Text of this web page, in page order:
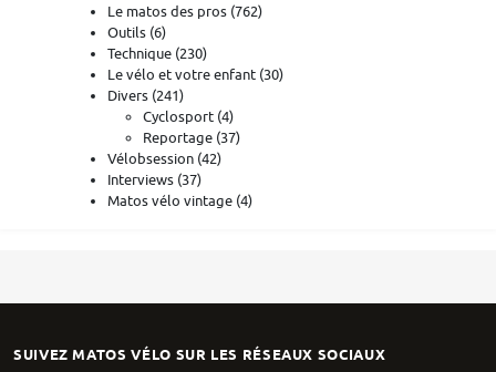
Le matos des pros (762)
Outils (6)
Technique (230)
Le vélo et votre enfant (30)
Divers (241)
Cyclosport (4)
Reportage (37)
Vélobsession (42)
Interviews (37)
Matos vélo vintage (4)
SUIVEZ MATOS VÉLO SUR LES RÉSEAUX SOCIAUX